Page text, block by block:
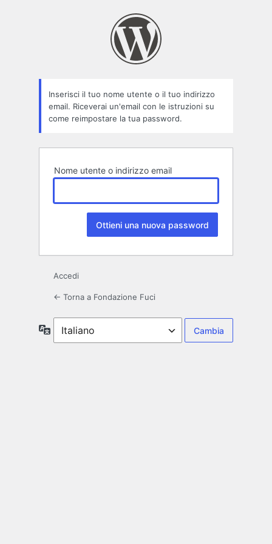
Inserisci il tuo nome utente o il tuo indirizzo
email. Riceverai un'email con le istruzioni su
come reimpostare la tua password.
Nome utente o indirizzo email
Accedi
← Torna a Fondazione Fuci
Lingua